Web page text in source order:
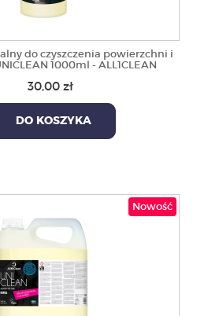
do czyszczenia powierzchni i
1000ml - ALL1CLEAN
30,00 zł
DO KOSZYKA
Nowość